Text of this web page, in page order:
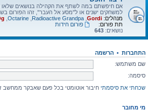
אם חיפשתם במה לשתף את הקהילה בנושאים שלאו
למשחקים ישנים או ל"מסע אל העבר", זהו הפורום
מנהלים: Gordi
Radioactive Grandpa
Octarine
תת פורום:
פורום חידות
נושאים: 643
התחברות • הרשמה
שם משתמש:
סיסמה:
שכחתי את סיסמתי חיבור אוטומטי בכל פעם שאבקר ממחשב
מי מחובר